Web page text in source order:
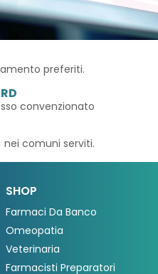
preferiti.
convenzionato
nei comuni serviti.
SHOP
Farmaci Da Banco
Omeopatia
Veterinaria
Farmacisti Preparatori